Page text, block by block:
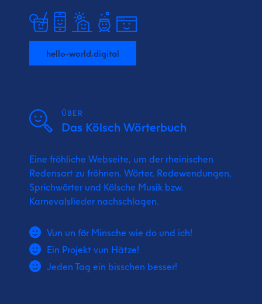
hello-world.digital
ÜBER
Das Kölsch Wörterbuch
Eine fröhliche Webseite, um der rheinischen
Redensart zu fröhnen. Wörter, Redewendungen,
Sprichwörter und Kölsche Musik bzw.
Karnevalslieder nachschlagen.
Vun un för Minsche wie do und ich!
Ein Projekt vun Hätze!
Jeden Tag ein bisschen besser!